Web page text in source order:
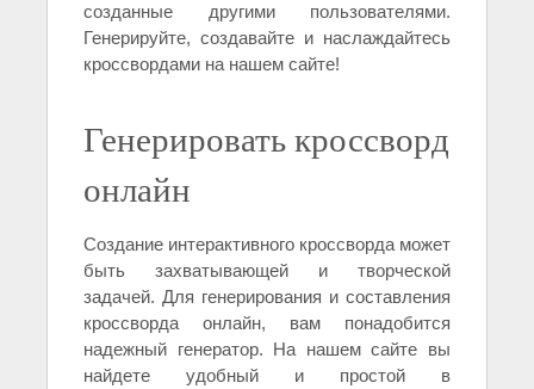
созданные другими пользователями.
Генерируйте, создавайте и наслаждайтесь
кроссвордами на нашем сайте!
Генерировать кроссворд
онлайн
Создание интерактивного кроссворда может
быть захватывающей и творческой
задачей. Для генерирования и составления
кроссворда онлайн, вам понадобится
надежный генератор. На нашем сайте вы
найдете удобный и простой в